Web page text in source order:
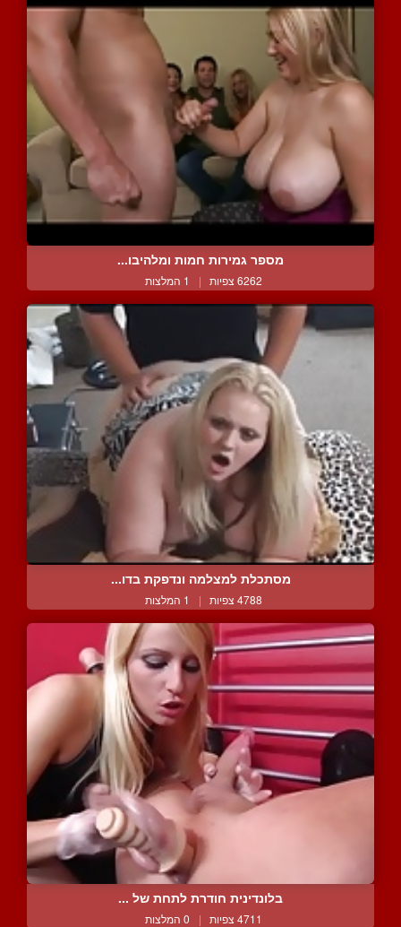
מספר גמירות חמות ומלהיבו...
6262 צפיות | 1 המלצות
מסתכלת למצלמה ונדפקת בדו...
4788 צפיות | 1 המלצות
בלונדינית חודרת לתחת של ...
4711 צפיות | 0 המלצות